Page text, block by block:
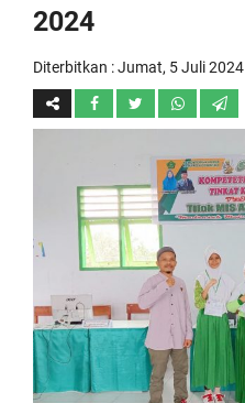
2024
Diterbitkan :Jumat, 5 Juli 2024